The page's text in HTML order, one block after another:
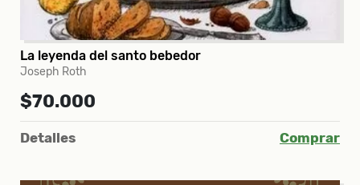
La leyenda del santo bebedor
Joseph Roth
$70.000
Detalles Comprar